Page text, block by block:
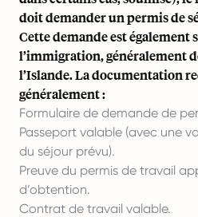
doit demander un permis de
Cette demande est également
l’immigration, généralement
l’Islande. La documentation
généralement :
Formulaire de demande de
Passeport valable (avec une
du séjour prévu).
Preuve du permis de travail
d’obtention.
Contrat de travail valable.